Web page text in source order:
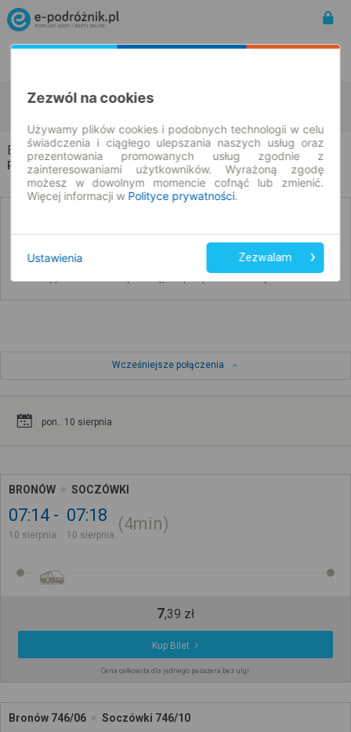
Bronów Soczówki
Bronów → Soczówki
Rozkład jazdy i bilety
Poniżej przedstawiamy dostępne połączenia z innych dat
Wcześniejsze połączenia
pon.. 10 sierpnia
BRONÓW SOCZÓWKI
07:14
10 sierpnia
07:18
10 sierpnia
4min
7,39 zł
Kup Bilet
Cena całkowita dla jednego pasażera bez ulgi
Bronów 746/06 Soczówki 746/10
Zezwól na cookies
Używamy plików cookies i podobnych technologii w celu
świadczenia i ciągłego ulepszania naszych usług oraz
prezentowania promowanych usług zgodnie z
zainteresowaniami użytkowników. Wyrażoną zgodę
możesz w dowolnym momencie cofnąć lub zmienić.
Więcej informacji w Polityce prywatności.
Ustawienia Zezwalam